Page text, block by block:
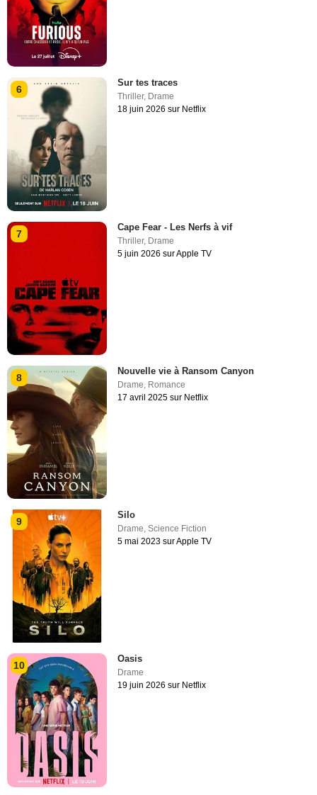
6
Sur tes traces
Thriller, Drame
18 juin 2026 sur Netflix
7
Cape Fear - Les Nerfs à vif
Thriller, Drame
5 juin 2026 sur Apple TV
8
Nouvelle vie à Ransom Canyon
Drame, Romance
17 avril 2025 sur Netflix
9
Silo
Drame,Science Fiction
5 mai 2023 sur Apple TV
10
Oasis
Drame
19 juin 2026 sur Netflix